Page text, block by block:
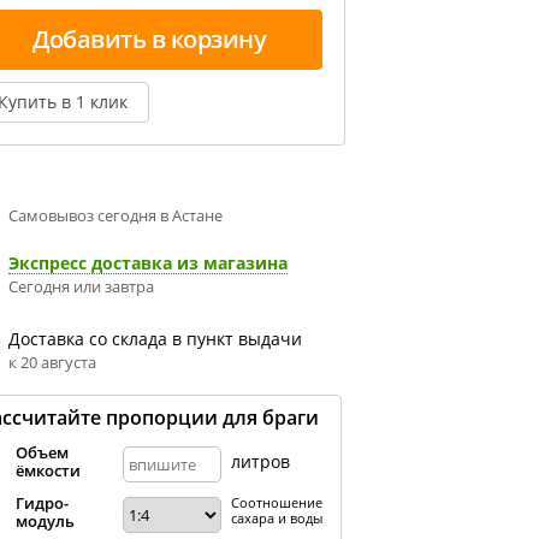
Добавить в корзину
в 1 клик
Самовывоз сегодня в Астане
Экспресс доставка из магазина
Сегодня или завтра
Доставка со склада в пункт выдачи
к 20 августа
пропорции для браги
Объем
ёмкости
литров
Гидро-
модуль
Соотношение
сахара и воды